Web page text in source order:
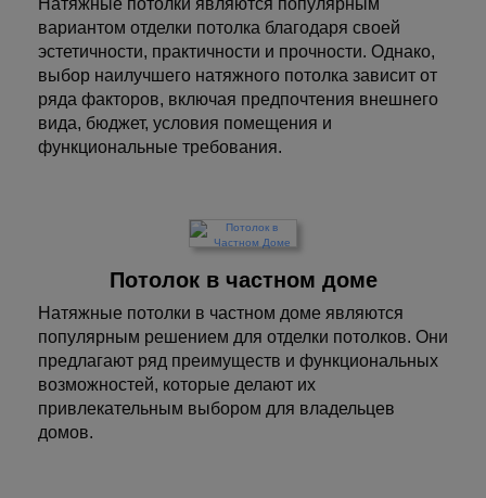
Натяжные потолки являются популярным
вариантом отделки потолка благодаря своей
эстетичности, практичности и прочности. Однако,
выбор наилучшего натяжного потолка зависит от
ряда факторов, включая предпочтения внешнего
вида, бюджет, условия помещения и
функциональные требования.
Потолок в частном доме
Натяжные потолки в частном доме являются
популярным решением для отделки потолков. Они
предлагают ряд преимуществ и функциональных
возможностей, которые делают их
привлекательным выбором для владельцев
домов.